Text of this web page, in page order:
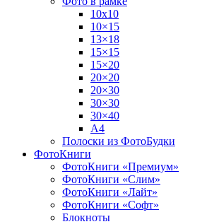
10х10
10×15
13×18
15×15
15×20
20×20
20×30
30×30
30×40
A4
Полоски из ФотоБудки
ФотоКниги
ФотоКниги «Премиум»
ФотоКниги «Слим»
ФотоКниги «Лайт»
ФотоКниги «Софт»
Блокноты